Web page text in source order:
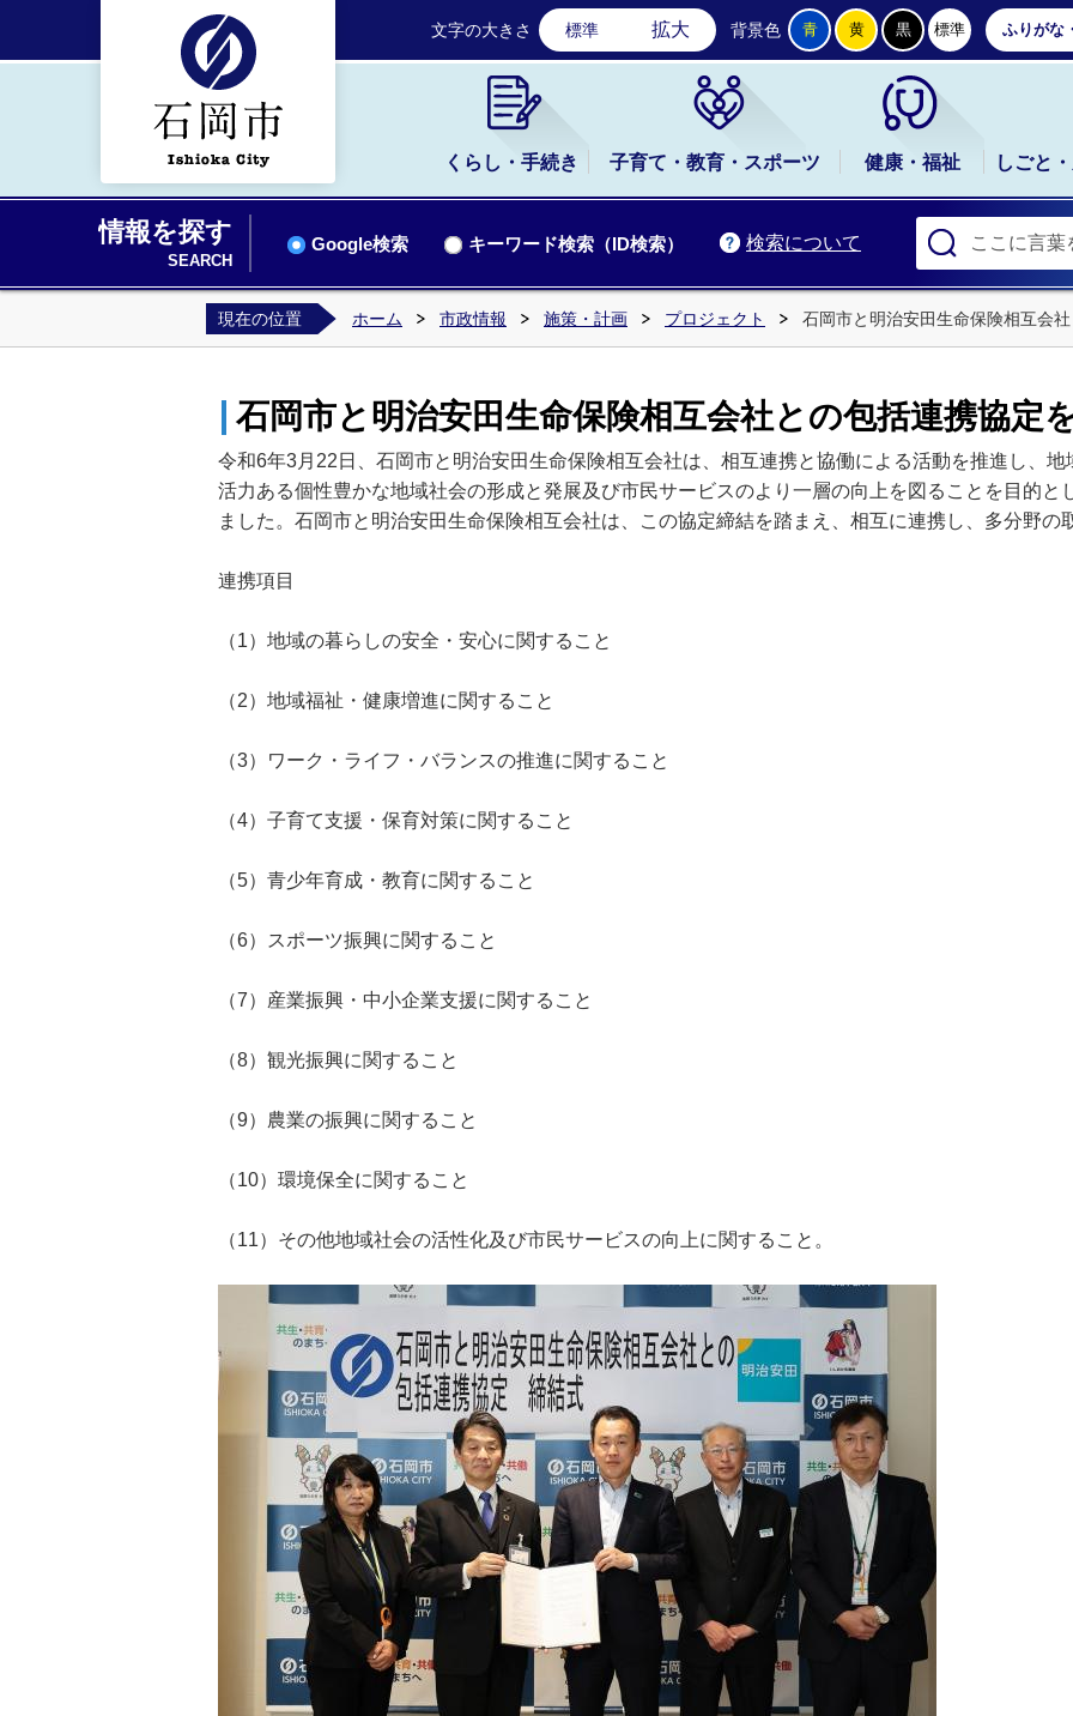
石岡市公式ホームページ
文字の大きさ 標準 拡大 背景色 青 黄 黒 標準 ふりがな
くらし・手続き 子育て・教育・スポーツ 健康・福祉 しごと
情報を探す
SEARCH
検索について
Google検索 キーワード検索（ID検索）
現在の位置 ホーム 市政情報 施策・計画 プロジェクト 石岡市と明治安田生命保険相互会
石岡市と明治安田生命保険相互会社との包括連携協定
令和6年3月22日、 石岡市と明治安田生命保険相互会社は、相互連携と協働による活動を推進し、
活力ある個性豊かな地域社会の形成と発展及び市民サービスのより一層の向上を図ることを目的と
ました。 石岡市と明治安田生命保険相互会社は、この協定締結を踏まえ、相互に連携し、多分野の
連携項目
（1）地域の暮らしの安全・安心に関すること
（2）地域福祉・健康増進に関すること
（3）ワーク・ライフ・バランスの推進に関すること
（4）子育て支援・保育対策に関すること
（5）青少年育成・教育に関すること
（6）スポーツ振興に関すること
（7）産業振興・中小企業支援に関すること
（8）観光振興に関すること
（9）農業の振興に関すること
（10）環境保全に関すること
（11）その他地域社会の活性化及び市民サービスの向上に関すること。